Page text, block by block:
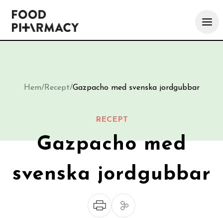
Hem/Recept/Gazpacho med svenska jordgubbar
RECEPT
Gazpacho med
svenska jordgubbar